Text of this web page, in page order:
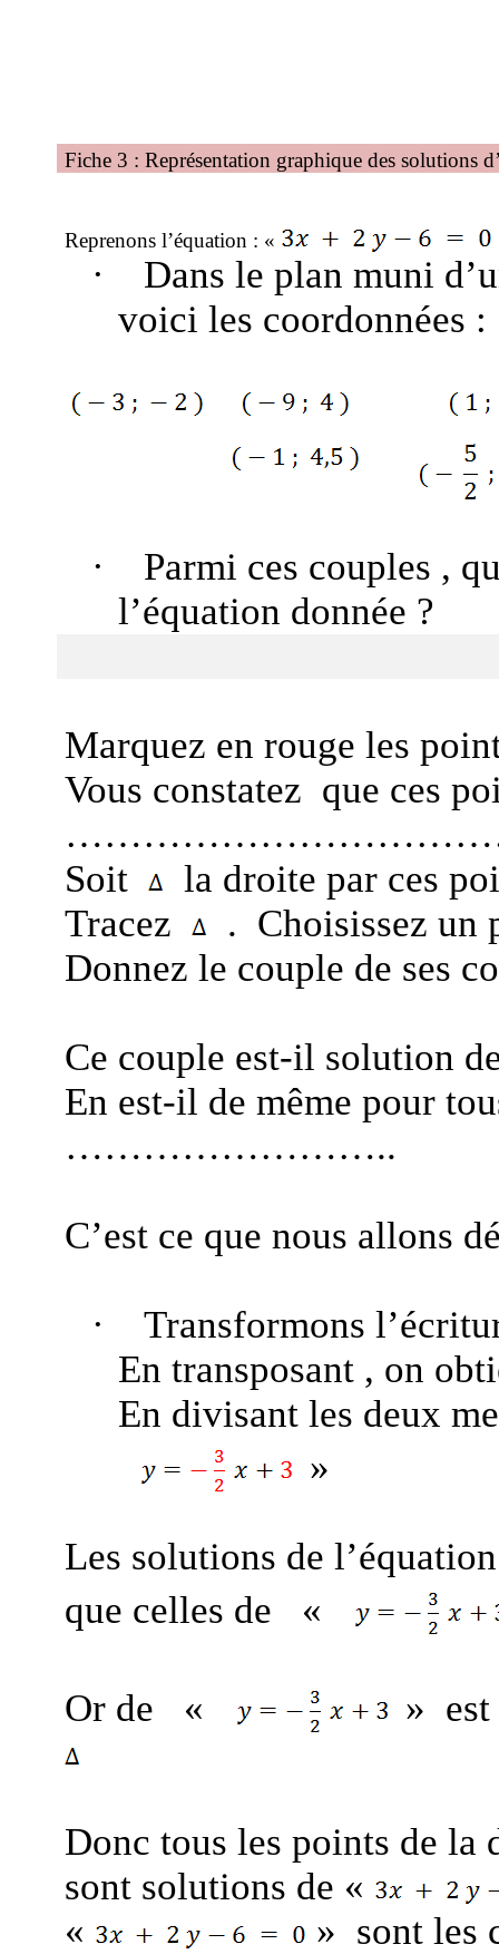
Fiche 3 : Représentation graphique des solutions
Reprenons l’équation : «
·
Dans le plan muni
voici les coordonnées :
· Parmi ces couples ,
l’équation donnée ?
Marquez en rouge les
Vous constatez que ces
Soit
la droite par ces
Tracez
. Choisissez un
Donnez le couple de ses
Ce couple est-il solution
En est-il de même pour
……………………..
C’est ce que nous allons
·
Transformons
Entransposant , on
En divisant les deux
»
Les solutions de l’équation
que celles de
«
Or de « » est
Donc tous les points de la
sont solutions de «
«
» sont les